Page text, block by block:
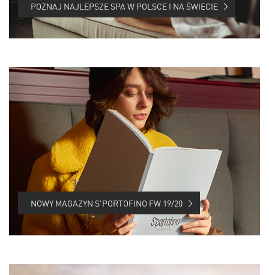
POZNAJ NAJLEPSZE SPA W POLSCE I NA ŚWIECIE
NOWY MAGAZYN S'PORTOFINO FW 19/20